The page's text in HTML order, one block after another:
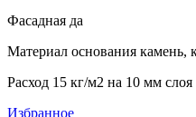
Фасадная да
Материал основания камень,
Расход 15 кг/м2 на 10 мм слоя
Избранное